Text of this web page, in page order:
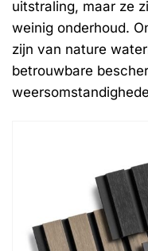
uitstraling, maar ze
weinig onderhoud.
zijn van nature
betrouwbare